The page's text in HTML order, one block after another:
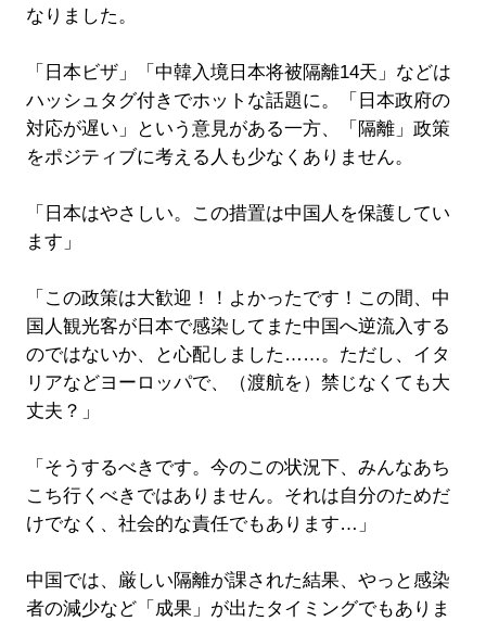
なりました。
「日本ビザ」「中韓入境日本将被隔離14天」などは
ハッシュタグ付きでホットな話題に。「日本政府の
対応が遅い」という意見がある一方、「隔離」政策
をポジティブに考える人も少なくありません。
「日本はやさしい。この措置は中国人を保護してい
ます」
「この政策は大歓迎！！よかったです！この間、中
国人観光客が日本で感染してまた中国へ逆流入する
のではないか、と心配しました……。ただし、イタ
リアなどヨーロッパで、（渡航を）禁じなくても大
丈夫？」
「そうするべきです。今のこの状況下、みんなあち
こち行くべきではありません。それは自分のためだ
けでなく、社会的な責任でもあります…」
中国では、厳しい隔離が課された結果、やっと感染
者の減少など「成果」が出たタイミングでもありま